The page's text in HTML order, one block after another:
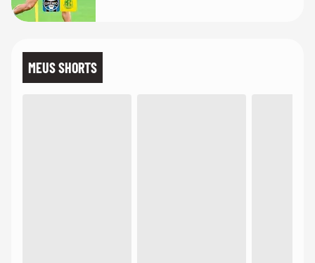
MEUS SHORTS